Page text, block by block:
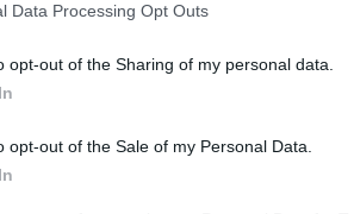
Data Processing Opt Outs
opt-out of the Sharing of my personal data.
opt-out of the Sale of my Personal Data.
e nella zona di
lungo il
d’Europa. Camminare tra
che svetta e Capri all’orizzonte,
tramonto, il cielo si tinge di